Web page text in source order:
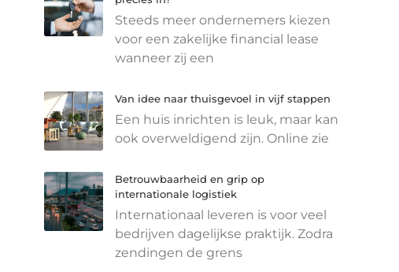
Steeds meer ondernemers kiezen
voor een zakelijke financial lease
wanneer zij een
Van idee naar thuisgevoel in vijf stappen
Een huis inrichten is leuk, maar kan
ook overweldigend zijn. Online zie
Betrouwbaarheid en grip op
internationale logistiek
Internationaal leveren is voor veel
bedrijven dagelijkse praktijk. Zodra
zendingen de grens